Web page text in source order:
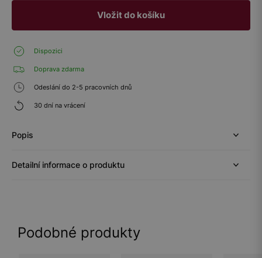
Vložit do košíku
Dispozici
Doprava zdarma
Odeslání do 2-5 pracovních dnů
30 dní na vrácení
Popis
Detailní informace o produktu
Podobné produkty